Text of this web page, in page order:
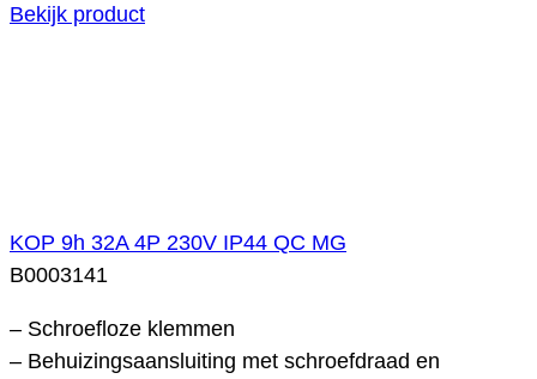
Bekijk product
KOP 9h 32A 4P 230V IP44 QC MG
B0003141
– Schroefloze klemmen
– Behuizingsaansluiting met schroefdraad en